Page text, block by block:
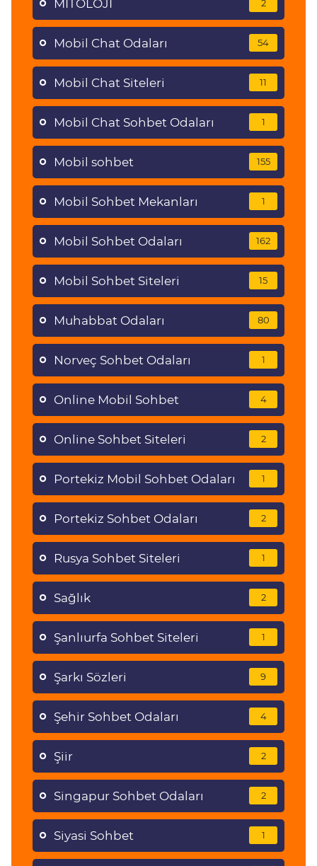
MİTOLOJİ 2
Mobil Chat Odaları 54
Mobil Chat Siteleri 11
Mobil Chat Sohbet Odaları 1
Mobil sohbet 155
Mobil Sohbet Mekanları 1
Mobil Sohbet Odaları 162
Mobil Sohbet Siteleri 15
Muhabbat Odaları 80
Norveç Sohbet Odaları 1
Online Mobil Sohbet 4
Online Sohbet Siteleri 2
Portekiz Mobil Sohbet Odaları 1
Portekiz Sohbet Odaları 2
Rusya Sohbet Siteleri 1
Sağlık 2
Şanlıurfa Sohbet Siteleri 1
Şarkı Sözleri 9
Şehir Sohbet Odaları 4
Şiir 2
Singapur Sohbet Odaları 2
Siyasi Sohbet 1